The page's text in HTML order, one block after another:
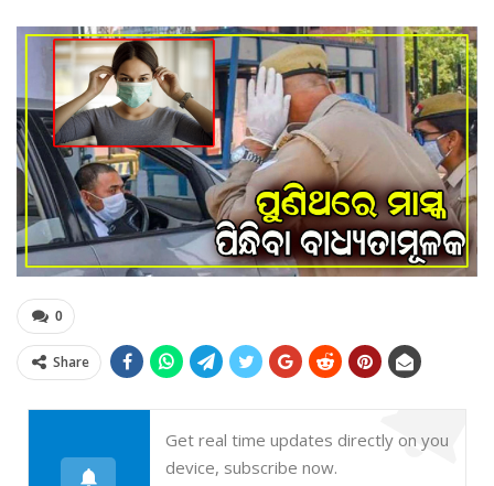
0
Share
Get real time updates directly on you
device, subscribe now.